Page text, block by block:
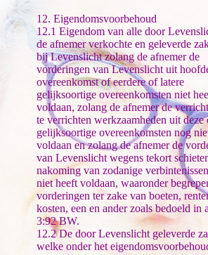
12. Eigendomsvoorbehoud
12.1 Eigendom van alle door
de afnemer verkochte en geleverde
bij Levenslicht zolang de afnemer de
vorderingen van Levenslicht uit
overeenkomst of eerdere of latere
gelijksoortige overeenkomsten niet
voldaan, zolang de afnemer de
te verrichten werkzaamheden uit deze
gelijksoortige overeenkomsten nog
voldaan en zolang de afnemer de
van Levenslicht wegens tekort
nakoming van zodanige
niet heeft voldaan, waaronder
vorderingen ter zake van boeten,
kosten, een en ander zoals bedoeld in
3:92 BW.
12.2 De door Levenslicht geleverde
welke onder het